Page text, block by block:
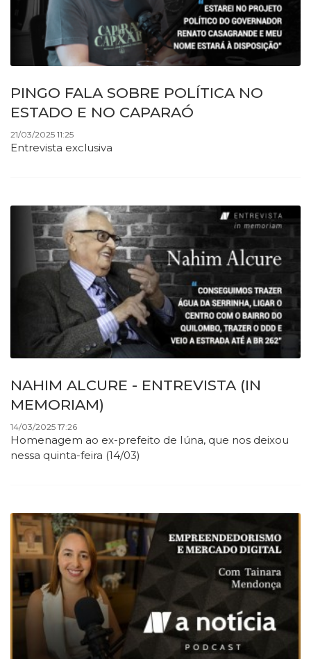
PINGO FALA SOBRE POLÍTICA NO
ESTADO E NO CAPARAÓ
21/03/2025 11:25
Entrevista exclusiva
NAHIM ALCURE - ENTREVISTA (IN
MEMORIAM)
14/03/2025 17:26
Homenagem ao ex-prefeito de Iúna, que nos deixou
nessa quinta-feira (14/03)